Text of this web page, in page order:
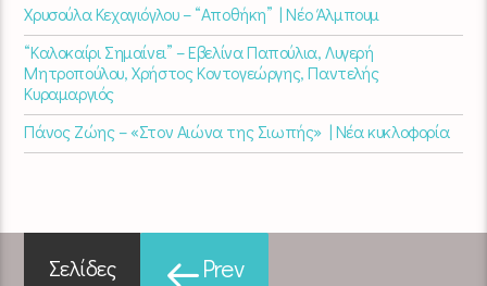
Χρυσούλα Κεχαγιόγλου – “Αποθήκη” | Νέο Άλμπουμ
“Καλοκαίρι Σημαίνει” – Εβελίνα Παπούλια, Λυγερή
Μητροπούλου, Χρήστος Κοντογεώργης, Παντελής
Κυραμαργιός
Πάνος Ζώης – «Στον Αιώνα της Σιωπής» | Νέα κυκλοφορία
Σελίδες Prev